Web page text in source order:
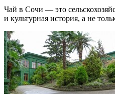
Чай в Сочи — это
и культурная история, а не